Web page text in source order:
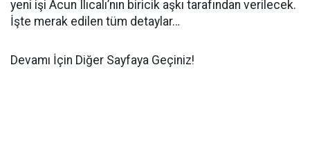
yeni işi Acun Ilıcalı’nın biricik aşkı tarafından verilecek.
İşte merak edilen tüm detaylar…
Devamı İçin Diğer Sayfaya Geçiniz!